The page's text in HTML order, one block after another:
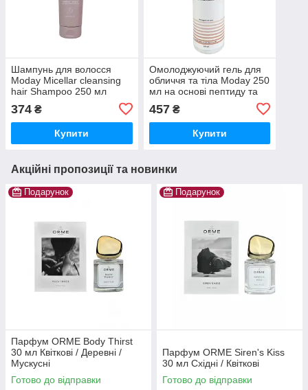
Шампунь для волосся
Moday Micellar cleansing
hair Shampoo 250 мл
374 ₴
Купити
Омолоджуючий гель для
обличчя та тіла Moday 250
мл на основі пептиду та
457₴
Купити
Акційні пропозиції та новинки
Подарунок
Парфум ORME Body Thirst
30 мл Квіткові / Деревні /
Мускусні
Готово до відправки
Подарунок
Парфум ORME Siren's Kiss
30 мл Східні / Квіткові
Готово до відправки